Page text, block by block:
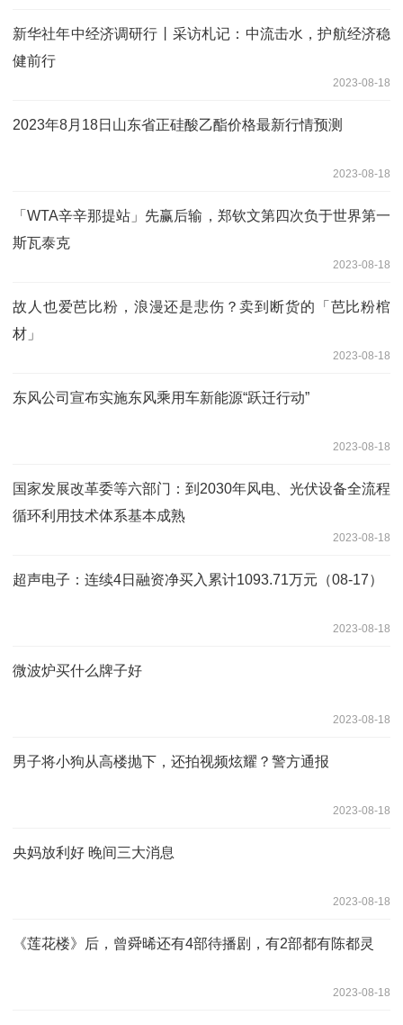
新华社年中经济调研行丨采访札记：中流击水，护航经济稳
健前行
2023-08-18
2023年8月18日山东省正硅酸乙酯价格最新行情预测
2023-08-18
「WTA辛辛那提站」先赢后输，郑钦文第四次负于世界第一
斯瓦泰克
2023-08-18
故人也爱芭比粉，浪漫还是悲伤？卖到断货的「芭比粉棺
材」
2023-08-18
东风公司宣布实施东风乘用车新能源“跃迁行动”
2023-08-18
国家发展改革委等六部门：到2030年风电、光伏设备全流程
循环利用技术体系基本成熟
2023-08-18
超声电子：连续4日融资净买入累计1093.71万元（08-17）
2023-08-18
微波炉买什么牌子好
2023-08-18
男子将小狗从高楼抛下，还拍视频炫耀？警方通报
2023-08-18
央妈放利好 晚间三大消息
2023-08-18
《莲花楼》后，曾舜晞还有4部待播剧，有2部都有陈都灵
2023-08-18